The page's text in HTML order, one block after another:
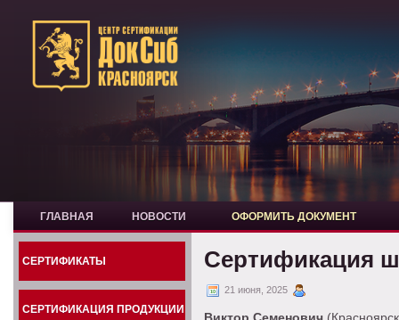
ГЛАВНАЯ НОВОСТИ ОФОРМИТЬ ДОКУМЕНТ
СЕРТИФИКАТЫ
СЕРТИФИКАЦИЯ ПРОДУКЦИИ
Сертификация
21 июня, 2025